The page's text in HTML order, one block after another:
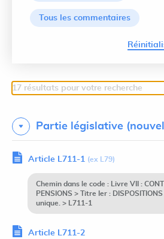
Tous les commentaires
17 résultats pour votre recherche
Partie législative
Article L711-1 (ex L79)
Chemin dans le code : Livre VII :
PENSIONS > Titre Ier :
unique. > L711-1
Article L711-2